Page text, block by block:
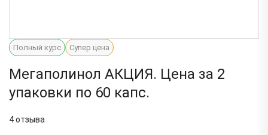
Полный курс Супер цена
Мегаполинол АКЦИЯ. Цена за 2
упаковки по 60 капс.
4 отзыва